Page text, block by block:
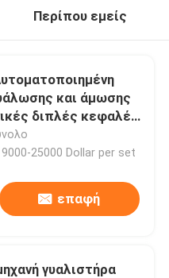
Περίπου εμείς
και άμωσης
διπλές κεφαλές
9000-25000 Dollar per set
επαφή
γυαλιστήρα